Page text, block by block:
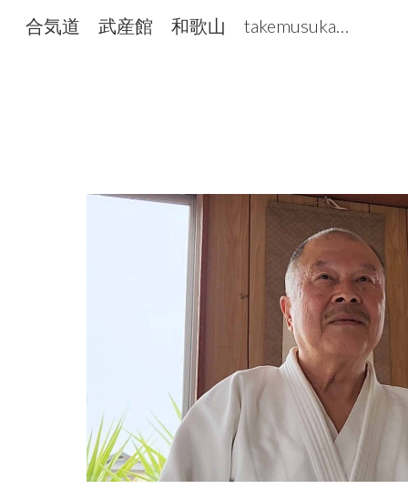
合気道 武産館 和歌山 takemusukan たけむすかん